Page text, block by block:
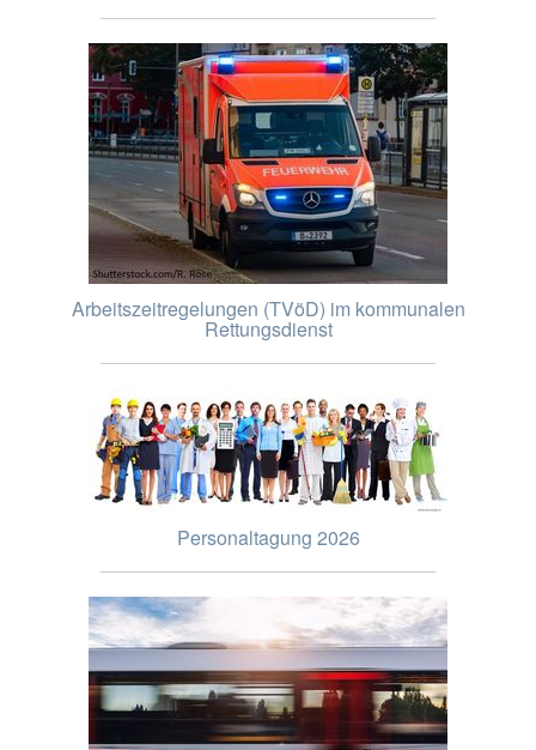
Arbeitszeitregelungen (TVöD) im kommunalen
Rettungsdienst
Personaltagung 2026